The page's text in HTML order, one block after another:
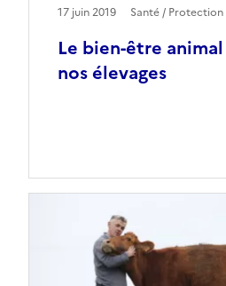
Le bien-être
nos élevages
17 juin 2019 Santé / Protection